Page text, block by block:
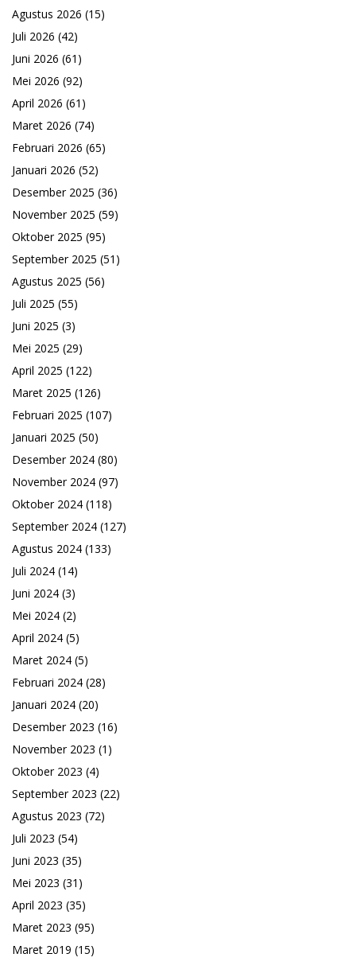
Agustus 2026 (15)
Juli 2026 (42)
Juni 2026 (61)
Mei 2026 (92)
April 2026 (61)
Maret 2026 (74)
Februari 2026 (65)
Januari 2026 (52)
Desember 2025 (36)
November 2025 (59)
Oktober 2025 (95)
September 2025 (51)
Agustus 2025 (56)
Juli 2025 (55)
Juni 2025 (3)
Mei 2025 (29)
April 2025 (122)
Maret 2025 (126)
Februari 2025 (107)
Januari 2025 (50)
Desember 2024 (80)
November 2024 (97)
Oktober 2024 (118)
September 2024 (127)
Agustus 2024 (133)
Juli 2024 (14)
Juni 2024 (3)
Mei 2024 (2)
April 2024 (5)
Maret 2024 (5)
Februari 2024 (28)
Januari 2024 (20)
Desember 2023 (16)
November 2023 (1)
Oktober 2023 (4)
September 2023 (22)
Agustus 2023 (72)
Juli 2023 (54)
Juni 2023 (35)
Mei 2023 (31)
April 2023 (35)
Maret 2023 (95)
Maret 2019 (15)